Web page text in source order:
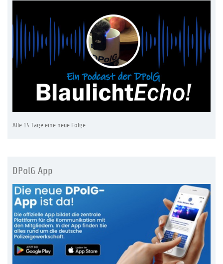
Alle 14 Tage eine neue Folge
DPolG App